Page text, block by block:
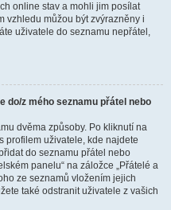
online stav a mohli jim posílat
vzhledu můžou být zvýrazněny i
uživatele do seznamu nepřátel,
do/z mého seznamu přátel nebo
dvěma způsoby. Po kliknutí na
profilem uživatele, kde najdete
do seznamu přátel nebo
panelu“ na záložce „Přátelé a
ze seznamů vložením jejich
také odstranit uživatele z vašich